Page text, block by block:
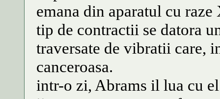
emana din aparatul cu
tip de contractii se datora
traversate de vibratii care,
canceroasa.
intr-o zi, Abrams il lua cu